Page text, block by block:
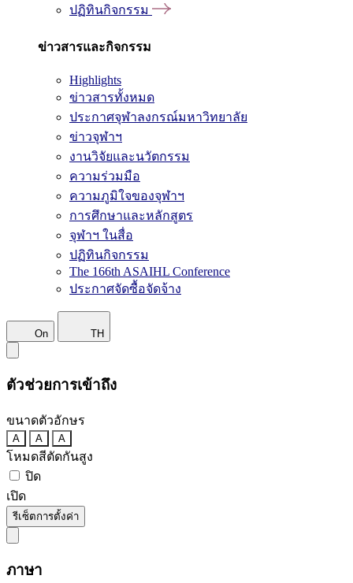
ปฏิทินกิจกรรม
ข่าวสารและกิจกรรม
Highlights
ข่าวสารทั้งหมด
ประกาศจุฬาลงกรณ์มหาวิทยาลัย
ข่าวจุฬาฯ
งานวิจัยและนวัตกรรม
ความร่วมมือ
ความภูมิใจของจุฬาฯ
การศึกษาและหลักสูตร
จุฬาฯ ในสื่อ
ปฏิทินกิจกรรม
The 166th ASAIHL Conference
ประกาศจัดซื้อจัดจ้าง
On TH
ตัวช่วยการเข้าถึง
ขนาดตัวอักษร
A A A
โหมดสีตัดกันสูง
ปิด
เปิด
รีเซ็ตการตั้งค่า
ภาษา